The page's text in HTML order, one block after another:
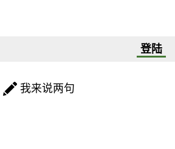
登陆
我来说两句